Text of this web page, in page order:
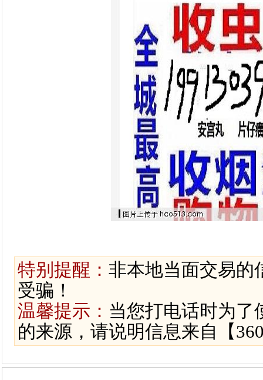
特别提醒： 非本地当面交易的
受骗！
温馨提示： 当您打电话时为了
的来源，请说明信息来自【